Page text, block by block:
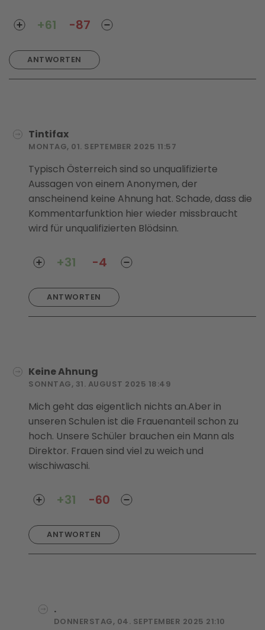
ANTWORTEN
+61 -87
Tintifax
MONTAG, 01. SEPTEMBER 2025 11:57
Typisch Österreich sind so unqualifizierte
Aussagen von einem Anonymen, der
anscheinend keine Ahnung hat. Schade, dass die
Kommentarfunktion hier wieder missbraucht
wird für unqualifizierten Blödsinn.
ANTWORTEN
+31 -4
Keine Ahnung
SONNTAG, 31. AUGUST 2025 18:49
Mich geht das eigentlich nichts an.Aber in
unseren Schulen ist die Frauenanteil schon zu
hoch. Unsere Schüler brauchen ein Mann als
Direktor. Frauen sind viel zu weich und
wischiwaschi.
ANTWORTEN
+31 -60
.
DONNERSTAG, 04. SEPTEMBER 2025 21:10